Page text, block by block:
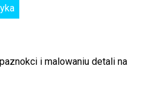
i malowaniu detali na